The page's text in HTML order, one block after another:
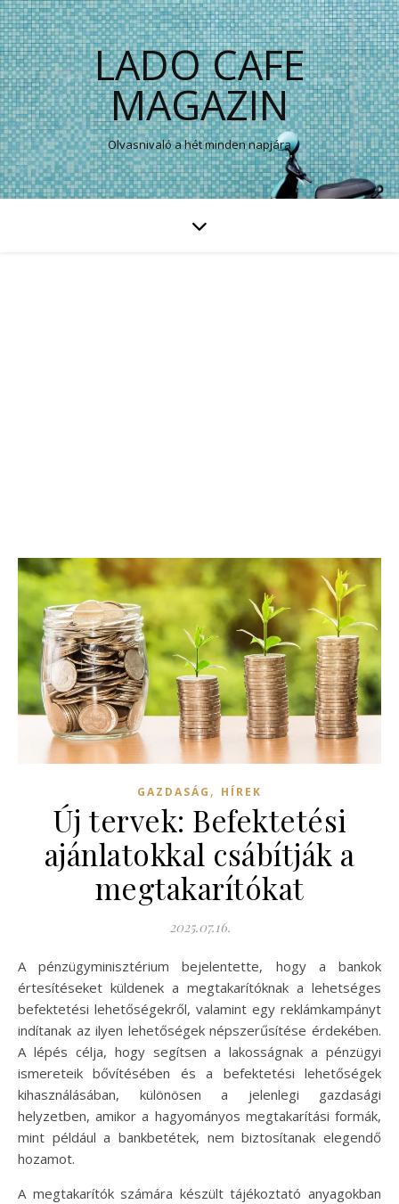
LADO CAFE
MAGAZIN
Olvasnivaló a hét minden napjára
GAZDASÁG , HÍREK
Új tervek: Befektetési
ajánlatokkal csábítják a
megtakarítókat
2025.07.16.
A pénzügyminisztérium bejelentette, hogy a bankok
értesítéseket küldenek a megtakarítóknak a lehetséges
befektetési lehetőségekről, valamint egy reklámkampányt
indítanak az ilyen lehetőségek népszerűsítése érdekében.
A lépés célja, hogy segítsen a lakosságnak a pénzügyi
ismereteik bővítésében és a befektetési lehetőségek
kihasználásában, különösen a jelenlegi gazdasági
helyzetben, amikor a hagyományos megtakarítási formák,
mint például a bankbetétek, nem biztosítanak elegendő
hozamot.
A megtakarítók számára készült tájékoztató anyagokban